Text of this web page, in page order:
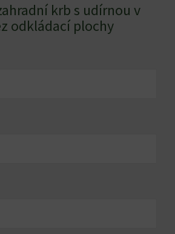
krb s udírnou v
odkládací plochy